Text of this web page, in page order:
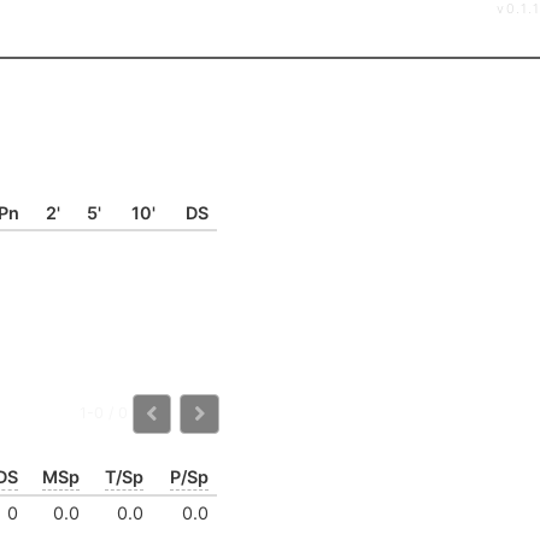
v0.1.1
Pn 2' 5' 10' DS
MSp T/Sp
P/Sp
0 0.0 0.0 0.0